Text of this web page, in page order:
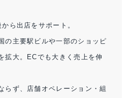
ら出店をサポート。
の主要駅ビルや一部のショッピ
拡大。ECでも大きく売上を伸
らず、店舗オペレーション・組